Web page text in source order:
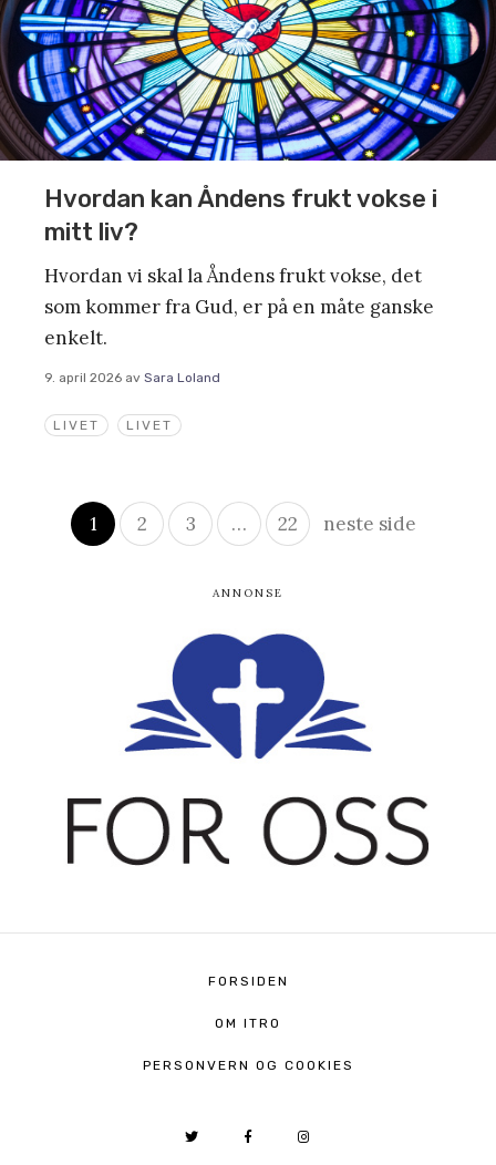
LIVET LIVET
Hvordan kan Åndens frukt vokse i
mitt liv?
Hvordan vi skal la Åndens frukt vokse, det
som kommer fra Gud, er på en måte ganske
enkelt.
9. april 2026 av Sara Loland
Innleggsnavigasjon
1 2 3 … 22 neste side
FORSIDEN
OM ITRO
PERSONVERN OG COOKIES